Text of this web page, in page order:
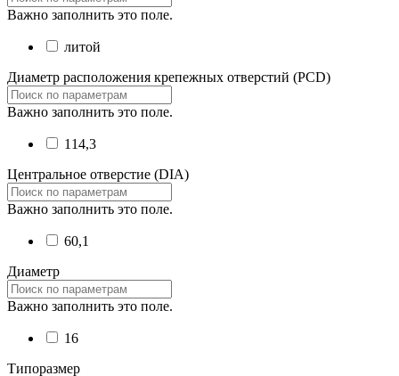
Важно заполнить это поле.
литой
Диаметр расположения крепежных отверстий (PCD)
Важно заполнить это поле.
114,3
Центральное отверстие (DIA)
Важно заполнить это поле.
60,1
Диаметр
Важно заполнить это поле.
16
Типоразмер